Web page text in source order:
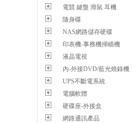
電競 鍵盤 滑鼠 耳機
隨身碟
NAS網路儲存硬碟
印表機-事務機掃瞄機
液晶電視
內-外接DVD/藍光燒錄機
UPS不斷電系統
電腦軟體
硬碟座-外接盒
網路通訊產品